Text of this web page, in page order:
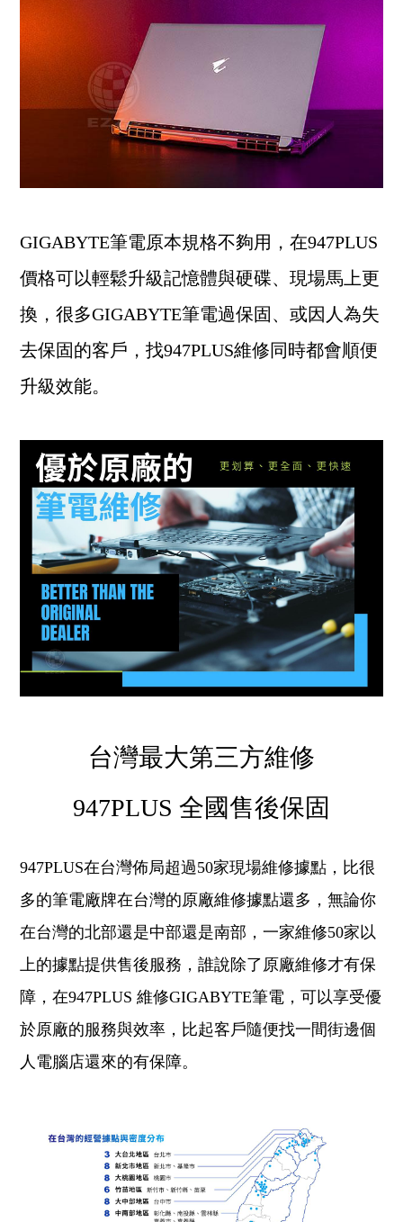
GIGABYTE筆電原本規格不夠用，在947PLUS
價格可以輕鬆升級記憶體與硬碟、現場馬上更
換，很多GIGABYTE筆電過保固、或因人為失
去保固的客戶，找947PLUS維修同時都會順便
升級效能。
台灣最大第三方維修
947PLUS 全國售後保固
947PLUS在台灣佈局超過50家現場維修據點，比很
多的筆電廠牌在台灣的原廠維修據點還多，無論你
在台灣的北部還是中部還是南部，一家維修50家以
上的據點提供售後服務，誰說除了原廠維修才有保
障，在947PLUS 維修GIGABYTE筆電，可以享受優
於原廠的服務與效率，比起客戶隨便找一間街邊個
人電腦店還來的有保障。